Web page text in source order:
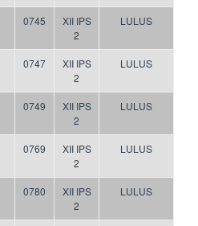
0745
XII IPS
2
LULUS
0747
XII IPS
2
LULUS
0749
XII IPS
2
LULUS
0769
XII IPS
2
LULUS
0780
XII IPS
2
LULUS